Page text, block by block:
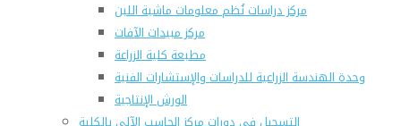
مركز دراسات نُظم معلومات ماشية اللبن
مركز مبيدات الآفات
مطبعة كلية الزراعة
وحدة الهندسة الزراعية للدراسات والإستشارات الفنية
الورش الإنتاجية